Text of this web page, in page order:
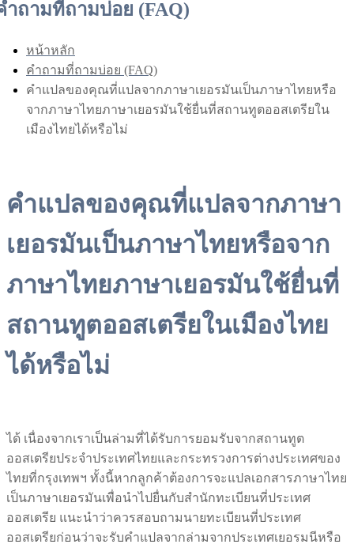
ำถามที่ถามบ่อย (FAQ)
หน้าหลัก
คำถามที่ถามบ่อย (FAQ)
คำแปลของคุณที่แปลจากภาษาเยอรมันเป็นภาษาไทยหรือ
จากภาษาไทยภาษาเยอรมันใช้ยื่นที่สถานทูตออสเตรียใน
เมืองไทยได้หรือไม่
คำแปลของคุณที่แปลจากภาษา
เยอรมันเป็นภาษาไทยหรือจาก
ภาษาไทยภาษาเยอรมันใช้ยื่นที่
สถานทูตออสเตรียในเมืองไทย
ได้หรือไม่
ได้ เนื่องจากเราเป็นล่ามที่ได้รับการยอมรับจากสถานทูต
ออสเตรียประจำประเทศไทยและกระทรวงการต่างประเทศของ
ไทยที่กรุงเทพฯ ทั้งนี้หากลูกค้าต้องการจะแปลเอกสารภาษาไทย
เป็นภาษาเยอรมันเพื่อนำไปยื่นกับสำนักทะเบียนที่ประเทศ
ออสเตรีย แนะนำว่าควรสอบถามนายทะเบียนที่ประเทศ
ออสเตรียก่อนว่าจะรับคำแปลจากล่ามจากประเทศเยอรมนีหรือ